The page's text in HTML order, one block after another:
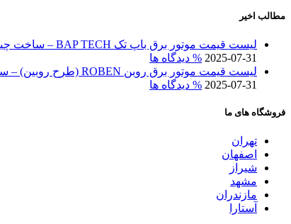
مطالب اخیر
لیست قیمت موتور برق باپ تک BAP TECH – ساخت چین
2025-07-31 % دیدگاه ها
لیست قیمت موتور برق روبن ROBEN (طرح روبین) – ساخت چین
2025-07-31 % دیدگاه ها
فروشگاه های ما
تهران
اصفهان
شیراز
مشهد
مازندران
آستارا